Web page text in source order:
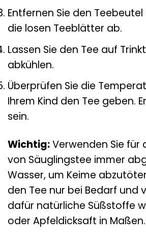
Entfernen Sie den
die losen Teeblätter ab.
Lassen Sie den Tee auf
abkühlen.
Überprüfen Sie die
Ihrem Kind den Tee geben.
sein.
Wichtig:Verwenden Sie für
von Säuglingstee immer
Wasser, um Keime
den Tee nur bei Bedarf und
dafür natürliche Süßstoffe
oder Apfeldicksaft in Maßen.